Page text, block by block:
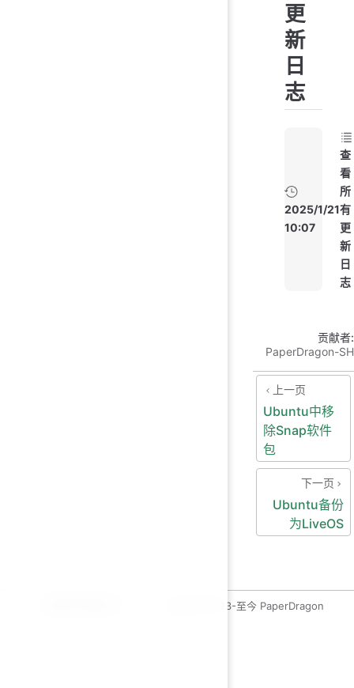
更
新
日
志
2025/1/21
10:07
查
看
所
有
更
新
日
志
贡献者:
PaperDragon-SH
上一页
Ubuntu中移
除Snap软件
包
下一页
Ubuntu备份
为LiveOS
copyleft 2023-至今 PaperDragon